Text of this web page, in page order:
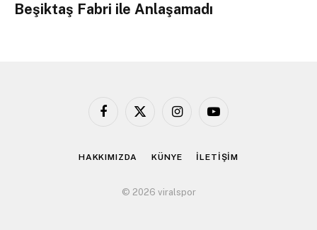
Beşiktaş Fabri ile Anlaşamadı
Facebook
X
InstagramYouTube
HAKKIMIZDA KÜNYE İLETİŞİM
© 2026 viralspor